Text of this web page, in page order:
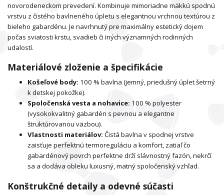
novorodeneckom prevedení. Kombinuje mimoriadne mäkkú spodnú
vrstvu z čistého bavlneného úpletu s elegantnou vrchnou textúrou z
bieleho gabardénu. Je navrhnutý pre maximálny estetický dojem
počas sviatosti krstu, svadieb či iných významných rodinných
udalostí.
Materiálové zloženie a špecifikácie
Košeľové body: 100 % bavlna (jemný, priedušný úplet šetrný
k detskej pokožke).
Spoločenská vesta a nohavice: 100 % polyester
(vysokokvalitný gabardén s pevnou a elegantne
štruktúrovanou väzbou).
Vlastnosti materiálov: Čistá bavlna v spodnej vrstve
zaisťuje perfektnú termoreguláciu a komfort, zatiaľ čo
gabardénový povrch perfektne drží slávnostný fazón, nekrčí
sa a dodáva obleku luxusný, matný spoločenský vzhľad.
Konštrukčné detaily a odevné súčasti